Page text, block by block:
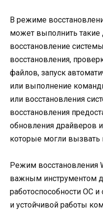
В режиме
может выполнить такие
восстановление
восстановления,
файлов, запуск
или выполнение
или восстановления
восстановления
обновления драйверов
которые могли
Режим восстановления
важным инструментом
работоспособности ОС
и устойчивой работы